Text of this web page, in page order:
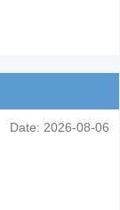
Date: 2026-08-06